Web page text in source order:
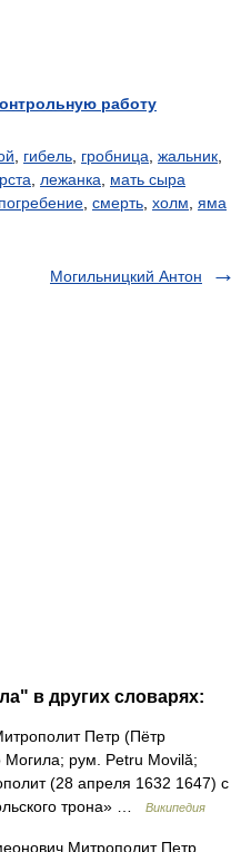
работу
гибель гробница жальник
лежанка
мать сыра
погребение смерть холм яма
Могильницкий Антон
в других словарях:
Петр (Пётр
рум. Petru Movilă;
(28 апреля 1632 1647) с
трона» …
Википедия
Митрополит Петр